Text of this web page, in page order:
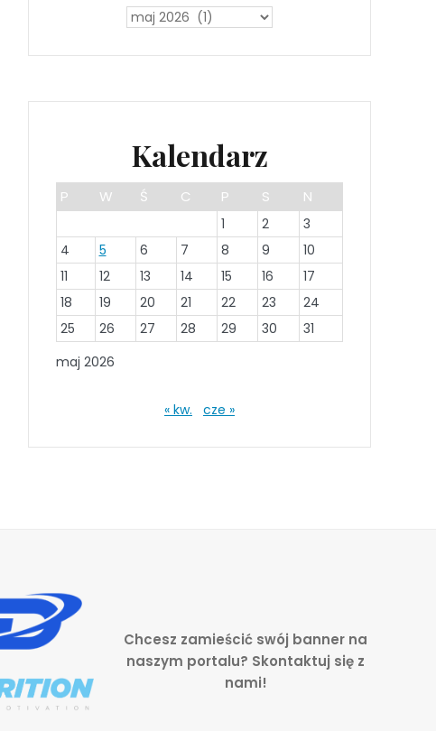
Kalendarz
maj 2026
P W Ś C P S N
1 2
3
4
5 6 7 8 9
10
11
12 13 14 15 16
17
18
19 20 21 22 23
24
25
26 27 28 29 30 31
« kw. cze »
Chcesz zamieścić swój banner na
naszym portalu? Skontaktuj się z
nami!